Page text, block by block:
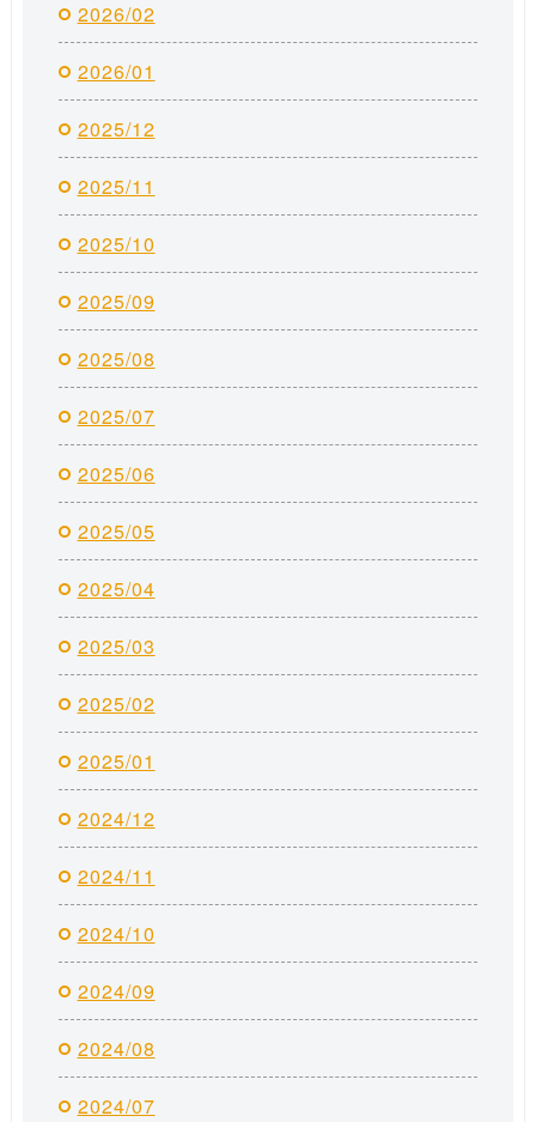
2026/02
2026/01
2025/12
2025/11
2025/10
2025/09
2025/08
2025/07
2025/06
2025/05
2025/04
2025/03
2025/02
2025/01
2024/12
2024/11
2024/10
2024/09
2024/08
2024/07